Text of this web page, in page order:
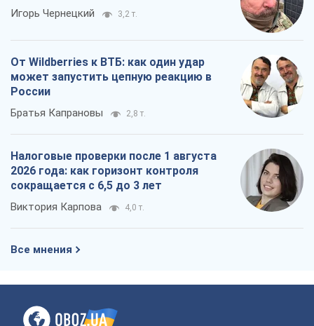
Игорь Чернецкий 3,2 т.
От Wildberries к ВТБ: как один удар
может запустить цепную реакцию в
России
Братья Капрановы 2,8 т.
Налоговые проверки после 1 августа
2026 года: как горизонт контроля
сокращается с 6,5 до 3 лет
Виктория Карпова 4,0 т.
Все мнения